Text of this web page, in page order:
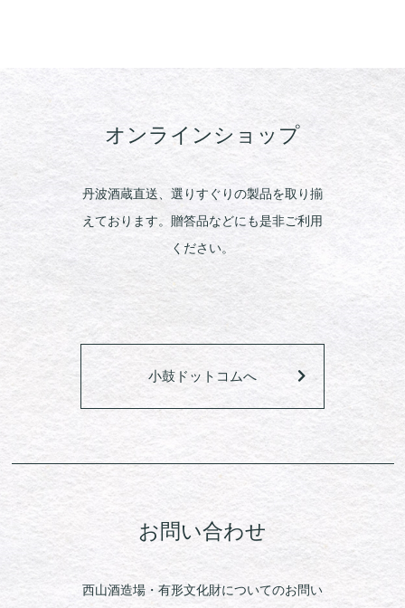
オンラインショップ
丹波酒蔵直送、選りすぐりの製品を取り揃
えております。贈答品などにも是非ご利用
ください。
小鼓ドットコムへ
お問い合わせ
西山酒造場・有形文化財についてのお問い